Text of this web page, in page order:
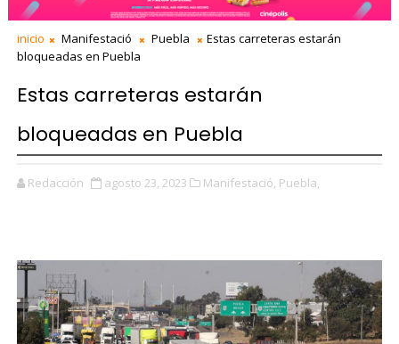
inicio Manifestació Puebla
Estas carreteras estarán
bloqueadas en Puebla
Estas carreteras estarán
bloqueadas en Puebla
Redacción agosto 23, 2023 Manifestació, Puebla,